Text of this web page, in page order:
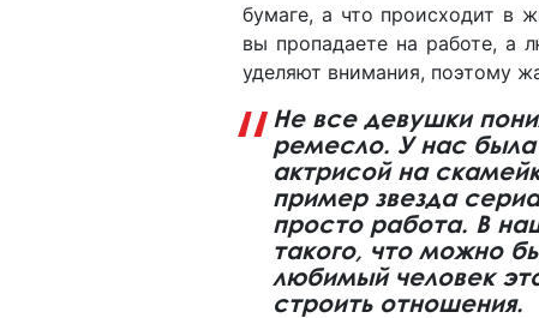
бумаге, а что происходит в
вы пропадаете на работе, а
уделяют внимания, поэтому
Не все девушки
ремесло. У нас
актрисой на
пример звезда
просто работа. В
такого, что можно
любимый человек
строить отношения.